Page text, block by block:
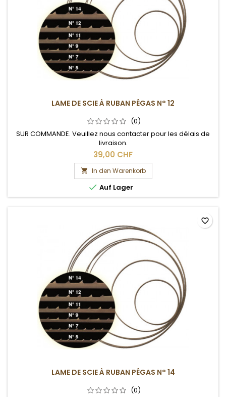
LAME DE SCIE À RUBAN PÉGAS N° 12
(0)
SUR COMMANDE. Veuillez nous contacter pour les délais de
livraison.
39,00 CHF
 In den Warenkorb
 Auf Lager
LAME DE SCIE À RUBAN PÉGAS N° 14
(0)
favorite_border